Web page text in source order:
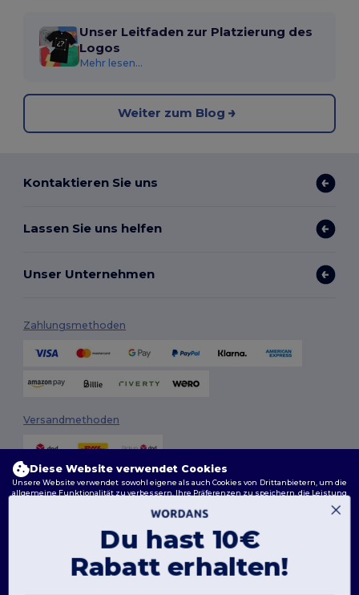
Unser Leitfaden zur Platzierung des
Logos
Mehr lesen...
Weiter zum Blog
Kontaktieren Sie uns
Lassen Sie uns helfen
Unser Unternehmen
Zahlungsmethoden
Versandmethoden
Diese Website verwendet Cookies
Unsere Website verwendet sowohl eigene als auch Cookies von Drittanbietern, um die
allgemeine Funktionalität zu verbessern, Ihre Präferenzen zu speichern, die Leistung
zu gewährleisten, einschließlich maßgeschneidertem Inhalt, optimierten
Sie können Ihre Cookie-Einstellungen jederzeit verwalten. Essenzielle Cookies, die für
das Funktionieren der Website erforderlich sind, können nicht deaktiviert werden, da
sie für den korrekten Betrieb der Website erforderlich sind. Sie können jedoch wählen,
ob Sie andere Arten von Cookies, wie diejenigen, die für Personalisierung, Analyse und
Du hast 10€
Rabatt erhalten!